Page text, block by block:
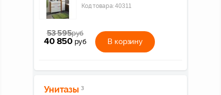
Код товара:40311
53 595руб
40 850 руб В корзину
Унитазы 3